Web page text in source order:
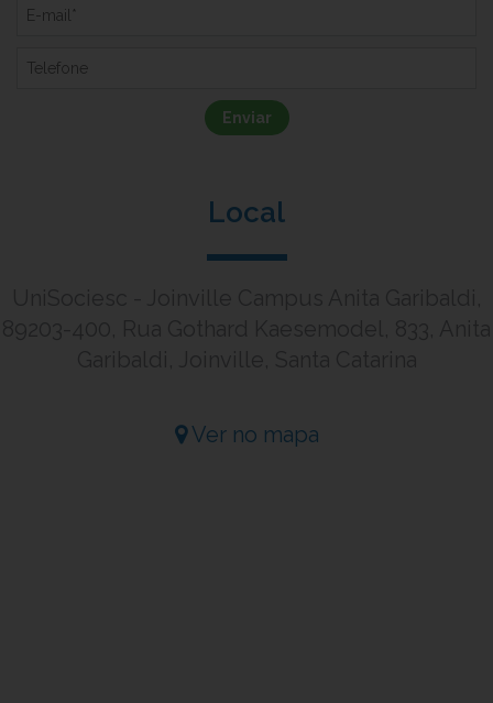
Enviar
Local
Ver no mapa